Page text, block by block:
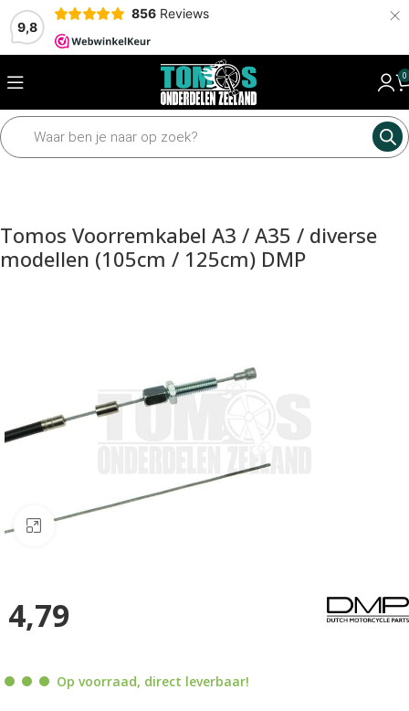
9,8
856 Reviews ×
0
Home Framedelen Kabels Remkabel
Tomos Voorremkabel A3 / A35 / diverse
modellen (105cm / 125cm) DMP
Klik om te vergroten
4,79
Op voorraad, direct leverbaar!